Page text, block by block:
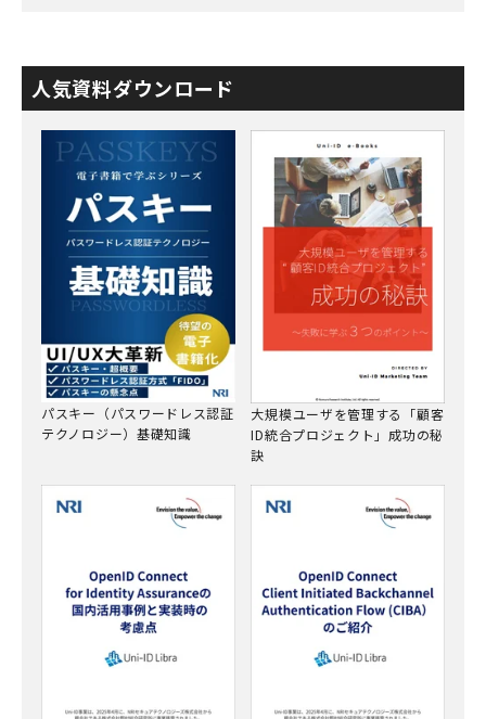
人気資料ダウンロード
パスキー（パスワードレス認証
テクノロジー）基礎知識
大規模ユーザを管理する「顧客
ID統合プロジェクト」成功の秘
訣